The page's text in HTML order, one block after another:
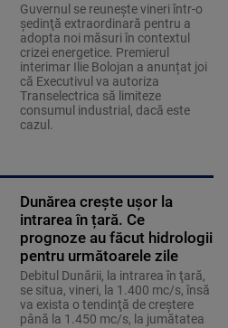
Guvernul se reuneşte vineri într-o
şedinţă extraordinară pentru a
adopta noi măsuri în contextul
crizei energetice. Premierul
interimar Ilie Bolojan a anunțat joi
că Executivul va autoriza
Transelectrica să limiteze
consumul industrial, dacă este
cazul.
Dunărea crește ușor la
intrarea în țară. Ce
prognoze au făcut hidrologii
pentru următoarele zile
Debitul Dunării, la intrarea în ţară,
se situa, vineri, la 1.400 mc/s, însă
va exista o tendinţă de creştere
până la 1.450 mc/s, la jumătatea